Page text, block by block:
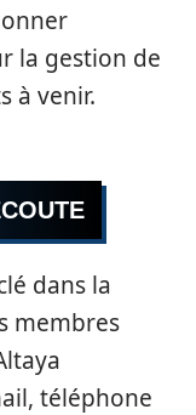
la gestion de
à venir.
dans la
membres
téléphone